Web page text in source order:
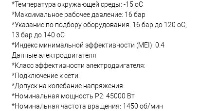
*Температура окружающей среды: -15 oC
*Максимальное рабочее давление: 16 бар
*Указание по подбору оборудования: 16 бар до 120 oC,
13 бар до 140 oC
*Индекс минимальной эффективности (MEI): 0.4
Данные электродвигателя
*Класс эффективности электродвигателя:
*Подключение к сети:
*Допуск на колебание напряжения:
*Номинальная мощность Р2: 45000 Вт
*Номинальная частота вращения: 1450 об/мин